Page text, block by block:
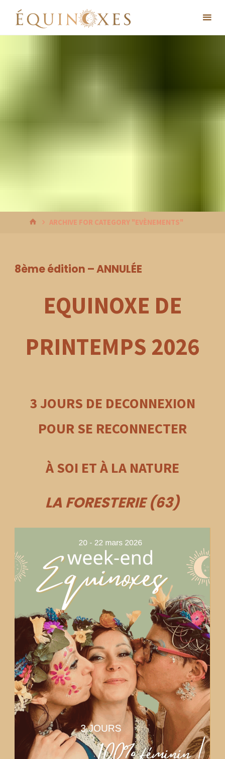
content
HOME
ARCHIVE FOR CATEGORY "EVÈNEMENTS"
8ème édition – ANNULÉE
EQUINOXE DE
PRINTEMPS 2026
3 JOURS DE DECONNEXION
POUR SE RECONNECTER
À SOI ET À LA NATURE
LA FORESTERIE (63)